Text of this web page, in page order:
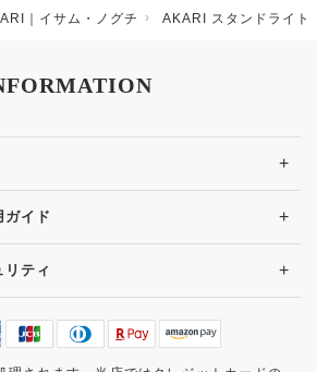
｜イサム・ノグチ AKARI スタンドライト
+
ガイド +
ティ +